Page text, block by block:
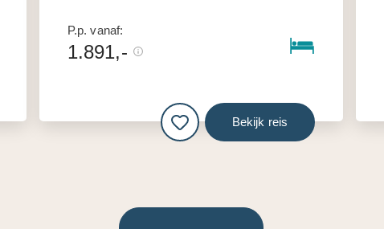
P.p. vanaf:
1.891,-
Bekijk reis